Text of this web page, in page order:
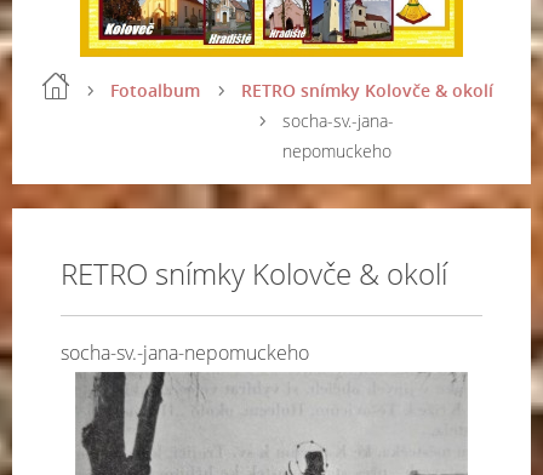
Fotoalbum
RETRO snímky Kolovče & okolí
socha-sv.-jana-
nepomuckeho
RETRO snímky Kolovče & okolí
socha-sv.-jana-nepomuckeho